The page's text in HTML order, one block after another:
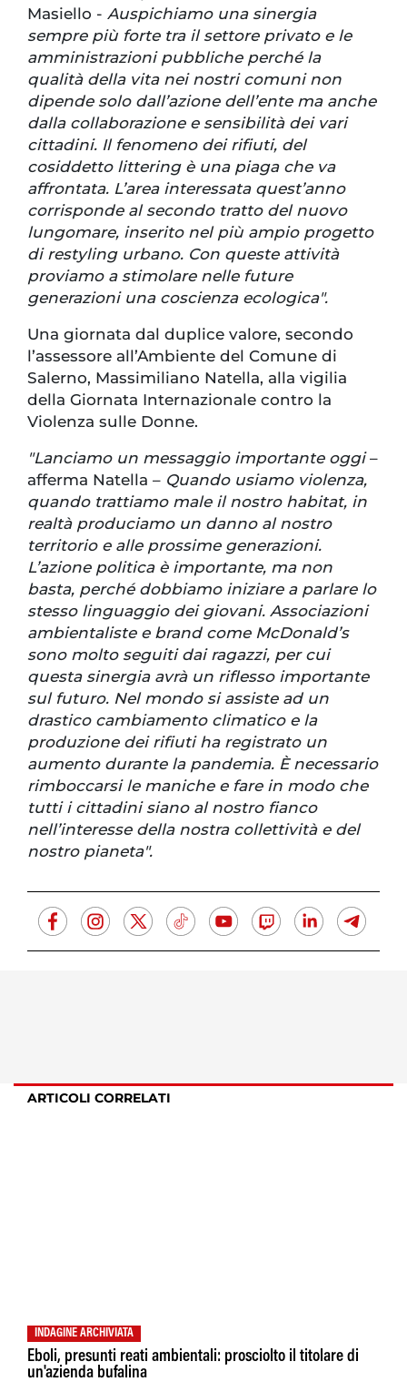
Masiello - Auspichiamo una sinergia
sempre più forte tra il settore privato e le
amministrazioni pubbliche perché la
qualità della vita nei nostri comuni non
dipende solo dall’azione dell’ente ma anche
dalla collaborazione e sensibilità dei vari
cittadini. Il fenomeno dei rifiuti, del
cosiddetto littering è una piaga che va
affrontata. L’area interessata quest’anno
corrisponde al secondo tratto del nuovo
lungomare, inserito nel più ampio progetto
di restyling urbano. Con queste attività
proviamo a stimolare nelle future
generazioni una coscienza ecologica".
Una giornata dal duplice valore, secondo
l’assessore all’Ambiente del Comune di
Salerno, Massimiliano Natella, alla vigilia
della Giornata Internazionale contro la
Violenza sulle Donne.
"Lanciamo un messaggio importante oggi–
afferma Natella – Quando usiamo violenza,
quando trattiamo male il nostro habitat, in
realtà produciamo un danno al nostro
territorio e alle prossime generazioni.
L’azione politica è importante, ma non
basta, perché dobbiamo iniziare a parlare lo
stesso linguaggio dei giovani. Associazioni
ambientaliste e brand come McDonald’s
sono molto seguiti dai ragazzi, per cui
questa sinergia avrà un riflesso importante
sul futuro. Nel mondo si assiste ad un
drastico cambiamento climatico e la
produzione dei rifiuti ha registrato un
aumento durante la pandemia. È necessario
rimboccarsi le maniche e fare in modo che
tutti i cittadini siano al nostro fianco
nell’interesse della nostra collettività e del
nostro pianeta".
ARTICOLI CORRELATI
INDAGINE ARCHIVIATA
Eboli, presunti reati ambientali: prosciolto il titolare di
un'azienda bufalina